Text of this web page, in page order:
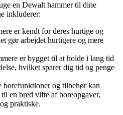
en Dewalt hammer til dine
inkluderer:
er kendt for deres hurtige og
gør arbejdet hurtigere og mere
er bygget til at holde i lang tid
hvilket sparer dig tid og penge
borefunktioner og tilbehør kan
en bred vifte af boreopgaver,
praktiske.